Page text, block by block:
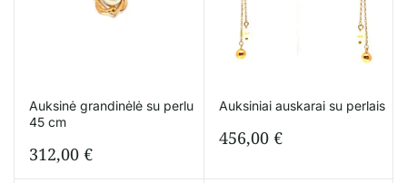
Auksinė grandinėlė su perlu
45 cm
312,00 €
Auksiniai auskarai su perlais
456,00 €